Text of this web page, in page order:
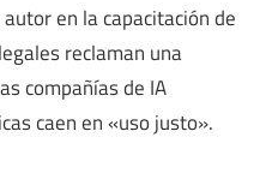
en la capacitación de
reclaman una
compañías de IA
caen en «uso justo».